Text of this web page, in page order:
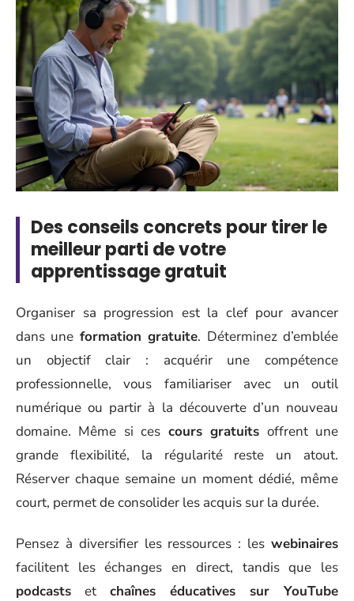
Des conseils concrets pour tirer le
meilleur parti de votre
apprentissage gratuit
Organiser sa progression est la clef pour avancer
dans une formation gratuite. Déterminez d’emblée
un objectif clair : acquérir une compétence
professionnelle, vous familiariser avec un outil
numérique ou partir à la découverte d’un nouveau
domaine. Même si ces cours gratuits offrent une
grande flexibilité, la régularité reste un atout.
Réserver chaque semaine un moment dédié, même
court, permet de consolider les acquis sur la durée.
Pensez à diversifier les ressources : les webinaires
facilitent les échanges en direct, tandis que les
podcasts et chaînes éducatives sur YouTube